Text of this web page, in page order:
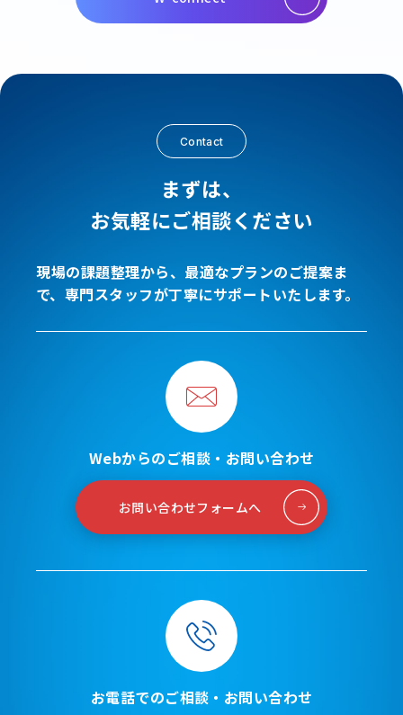
Contact
まずは、
お気軽にご相談ください
現場の課題整理から、最適なプランのご提案ま
で、専門スタッフが丁寧にサポートいたします。
Webからのご相談・お問い合わせ
お問い合わせフォームへ
お電話でのご相談・お問い合わせ